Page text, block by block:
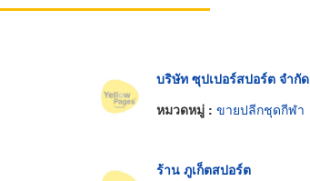
บริษัท ซุปเปอร์สปอร์ต จำกัด
หมวดหมู่ : ขายปลีกชุดกีฬา
ร้าน ภูเก็ตสปอร์ต